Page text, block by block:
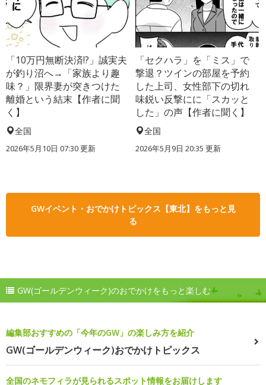
「10万円無断決済!?」誠実夫
が釣り沼へ→「家族より趣
味？」限界妻が突きつけた
離婚という結末【作者に聞
く】
全国
2026年5月10日 07:30 更新
「セクハラ」を「ミス」で
撃退？ツインの部屋を予約
した上司、女性部下の切れ
味鋭い反撃にに「スカッと
した」の声【作者に聞く】
全国
2026年5月9日 20:35 更新
GWイベント・おでかけトピックス【東北】をもっと見
る
GW(ゴールデンウィーク)のおでかけをもっと楽しむ
編集部おすすめの「今年のGW」の楽しみ方を紹介
GW(ゴールデンウィーク)おでかけトピックス
全国のネモフィラが見られるスポット情報をお届けします